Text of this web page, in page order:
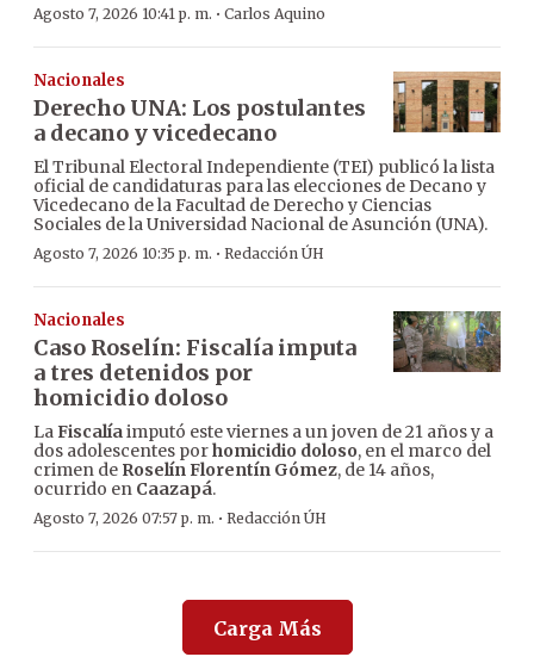
Agosto 7, 2026 10:41 p. m. · Carlos Aquino
Nacionales
Derecho UNA: Los postulantes
a decano y vicedecano
El Tribunal Electoral Independiente (TEI) publicó la lista
oficial de candidaturas para las elecciones de Decano y
Vicedecano de la Facultad de Derecho y Ciencias
Sociales de la Universidad Nacional de Asunción (UNA).
Agosto 7, 2026 10:35 p. m. · Redacción ÚH
Nacionales
Caso Roselín: Fiscalía imputa
a tres detenidos por
homicidio doloso
LaFiscalíaimputó este viernes a un joven de 21 años y a
dos adolescentes porhomicidio doloso, en el marco del
crimen de Roselín Florentín Gómez, de 14 años,
ocurrido en Caazapá.
Agosto 7, 2026 07:57 p. m. · Redacción ÚH
Carga Más